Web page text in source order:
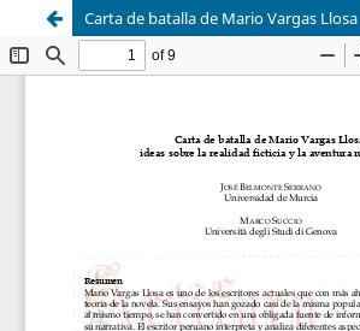
Carta de batalla de Mario Vargas Llosa